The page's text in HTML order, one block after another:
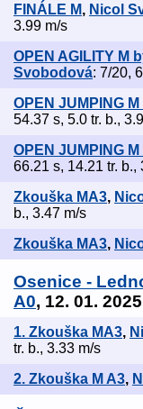
FINÁLE M, Nicol
3.99 m/s
OPEN AGILITY M
Svobodová: 7/20,
OPEN JUMPING
54.37 s, 5.0 tr. b.,
OPEN JUMPING
66.21 s, 14.21 tr. b.,
Zkouška MA3,
b., 3.47 m/s
Zkouška MA3,
Osenice -
A0, 12. 01. 2025
1. Zkouška MA3,
tr. b., 3.33 m/s
2. Zkouška M A3,